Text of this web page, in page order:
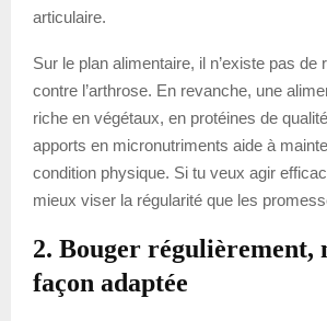
articulaire.
Sur le plan alimentaire, il n’existe pas de
contre l’arthrose. En revanche, une
riche en végétaux, en protéines de
apports en micronutriments aide à
condition physique. Si tu veux agir
mieux viser la régularité que les
2. Bouger régulièrement,
façon adaptée